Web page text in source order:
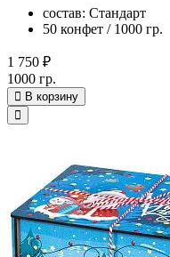
состав: Стандарт
50 конфет / 1000 гр.
1 750 ₽
1000 гр.
В корзину